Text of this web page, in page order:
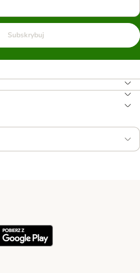
Subskrybuj